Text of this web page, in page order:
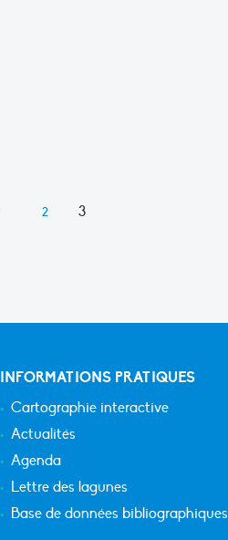
2 3
INFORMATIONS PRATIQUES
Cartographie interactive
Actualités
Agenda
Lettre des lagunes
Base de données bibliographiques